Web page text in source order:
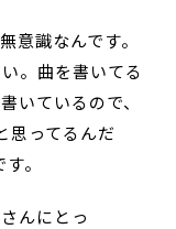
意識なんです。
。曲を書いてる
いているので、
思ってるんだ
。
んにとっ